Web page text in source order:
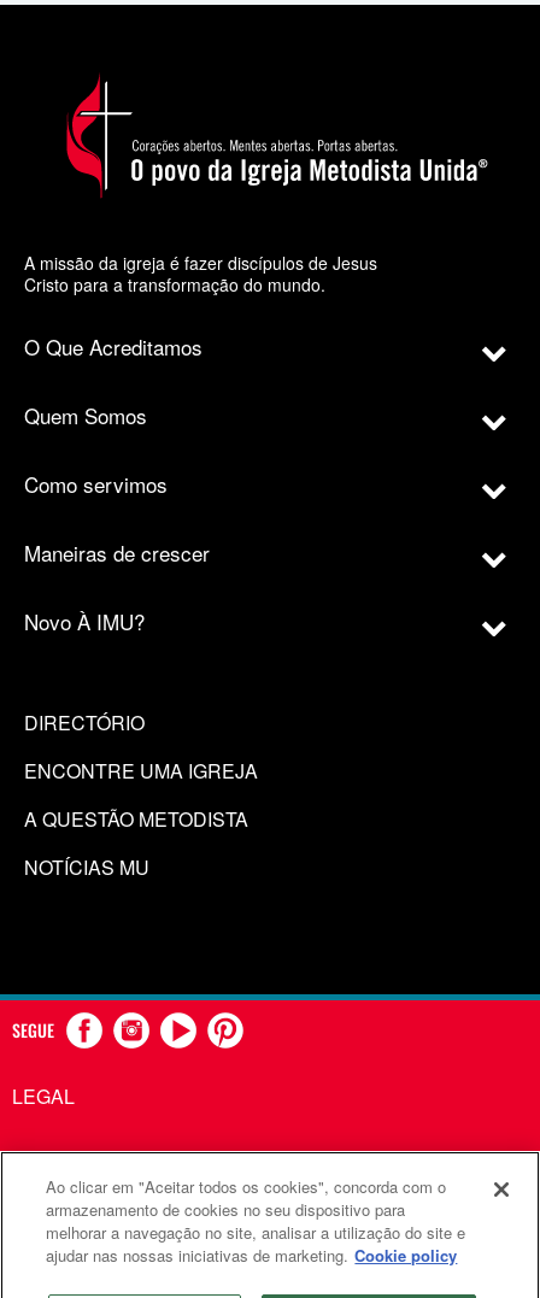
A missão da igreja é fazer discípulos de Jesus
Cristo para a transformação do mundo.
O Que Acreditamos
Quem Somos
Como servimos
Maneiras de crescer
Novo À IMU?
DIRECTÓRIO
ENCONTRE UMA IGREJA
A QUESTÃO METODISTA
NOTÍCIAS MU
SEGUE
LEGAL
Comunicações Metodistas Unidas é uma agência da Igreja
Metodista Unida
©2026 Comunicações Metodistas Unidas. Todos os direitos
Ao clicar em "Aceitar todos os cookies", concorda com o
armazenamento de cookies no seu dispositivo para
melhorar a navegação no site, analisar a utilização do site e
ajudar nas nossas iniciativas de marketing. Cookie policy